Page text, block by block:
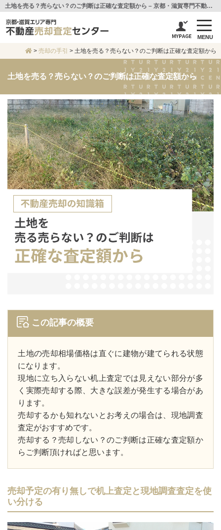
土地を売る？売らない？のご判断は正確な査定額から – 京都・滋賀専門不動産査定センター
MENU
> 売却の手引 > 土地を売る？売らない？のご判断は正確な査定額から
土地を売る？売らない？のご判断は正確な査定額から
この記事の概要
土地の売却相場価格は直ぐに建物が建てられる状態
になります。
現地に立ち入らない机上査定では見えない部分が多
く実際売却する際、大きな誤差が発生する場合があ
ります。
売却するかも知れないとお考えの場合は、現地調査
査定がおすすめです。
売却する？売却しない？のご判断は正確な査定額か
らご判断頂ければと思います。
売却予定の有り無しで机上査定と現地調査査定を使
い分ける